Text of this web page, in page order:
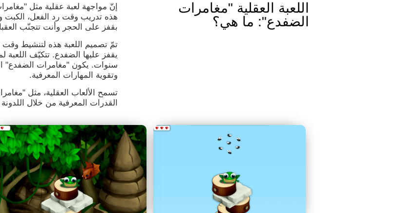
اللعبة العقلية "مغامرات
الضفدع": ما هي؟
إنّ مواجهة لعبة عقلية مثل
هذه تدريب وقت رد الفعل، الكبت
بقفز على الحجر وأنت تتجنّب
تمّ تصميم اللعبة هذه لتنشيط
سنوات. يكون "مغامرات الضفدع"
وتقوية المهارات المعرفية.
تسمح الألعاب العقلية، مثل
القدرات المعرفية من خلال